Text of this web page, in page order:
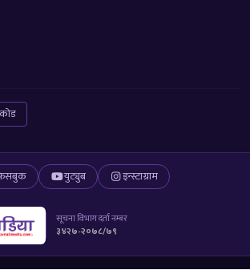
युट्युब इन्स्टाग्राम
सूचना विभाग दर्ता नम्बर
३४२७-२०७८/७९
to Karnali Media